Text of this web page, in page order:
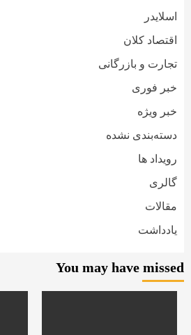
اسلایدر
اقتصاد کلان
تجارت و بازرگانی
خبر فوری
خبر ویژه
دسته‌بندی نشده
رویداد ها
گالری
مقالات
یادداشت
You may have missed